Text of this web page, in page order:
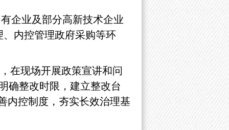
企业及部分高新技术企业
内控管理政府采购等环
在现场开展政策宣讲和问
确整改时限，建立整改台
内控制度，夯实长效治理基